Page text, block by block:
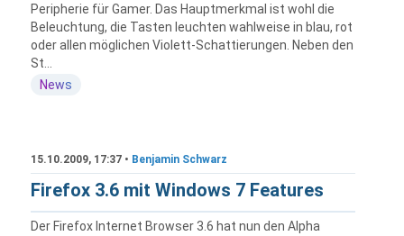
Peripherie für Gamer. Das Hauptmerkmal ist wohl die
Beleuchtung, die Tasten leuchten wahlweise in blau, rot
oder allen möglichen Violett-Schattierungen. Neben den
St...
News
15.10.2009, 17:37 • Benjamin Schwarz
Firefox 3.6 mit Windows 7 Features
Der Firefox Internet Browser 3.6 hat nun den Alpha